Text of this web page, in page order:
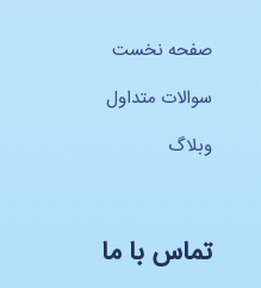
صفحه نخست
سوالات متداول
وبلاگ
تماس با ما